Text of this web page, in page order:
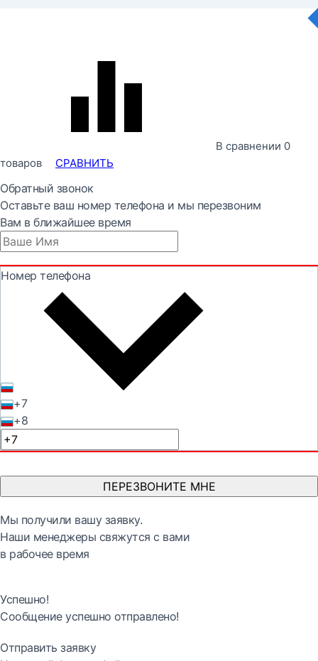
В сравнении 0
товаров
СРАВНИТЬ
Обратный звонок
Оставьте ваш номер телефона и мы перезвоним
Вам в ближайшее время
Номер телефона
+7
+8
ПЕРЕЗВОНИТЕ МНЕ
Мы получили вашу заявку.
Наши менеджеры свяжутся с вами
в рабочее время
Успешно!
Сообщение успешно отправлено!
Отправить заявку